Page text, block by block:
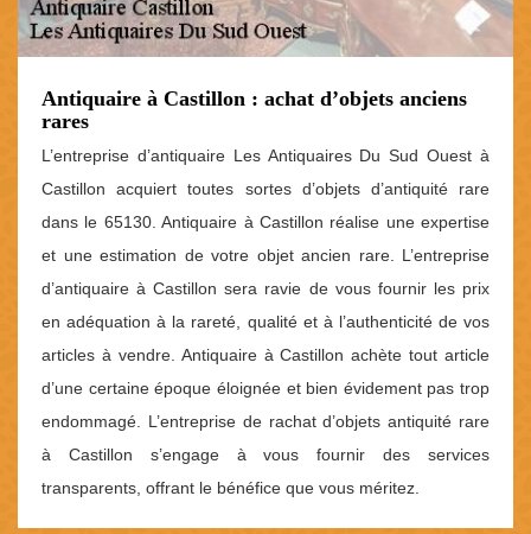
Antiquaire à Castillon : achat d’objets anciens
rares
L’entreprise d’antiquaire Les Antiquaires Du Sud Ouest à
Castillon acquiert toutes sortes d’objets d’antiquité rare
dans le 65130. Antiquaire à Castillon réalise une expertise
et une estimation de votre objet ancien rare. L’entreprise
d’antiquaire à Castillon sera ravie de vous fournir les prix
en adéquation à la rareté, qualité et à l’authenticité de vos
articles à vendre. Antiquaire à Castillon achète tout article
d’une certaine époque éloignée et bien évidement pas trop
endommagé. L’entreprise de rachat d’objets antiquité rare
à Castillon s’engage à vous fournir des services
transparents, offrant le bénéfice que vous méritez.